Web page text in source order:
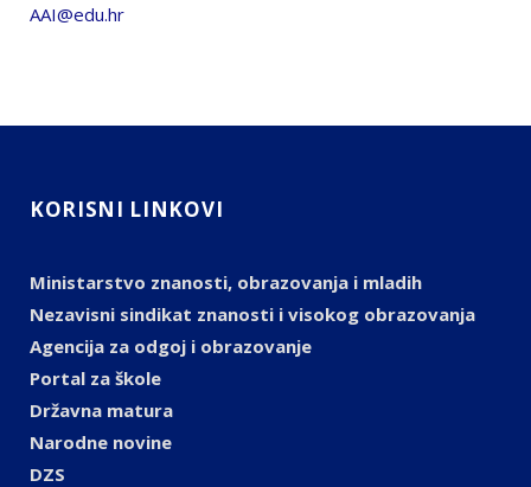
AAI@edu.hr
KORISNI LINKOVI
Ministarstvo znanosti, obrazovanja i mladih
Nezavisni sindikat znanosti i visokog obrazovanja
Agencija za odgoj i obrazovanje
Portal za škole
Državna matura
Narodne novine
DZS